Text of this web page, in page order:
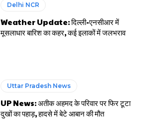
Delhi NCR
Weather Update: दिल्ली-एनसीआर में
मूसलाधार बारिश का कहर, कई इलाकों में जलभराव
Uttar Pradesh News
UP News: अतीक अहमद के परिवार पर फिर टूटा
दुखों का पहाड़, हादसे में बेटे आबान की मौत